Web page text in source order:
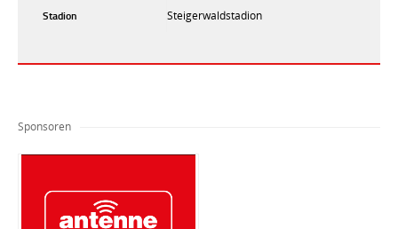
Stadion
Steigerwaldstadion
Sponsoren